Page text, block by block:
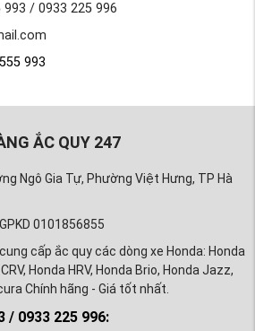
/ 0933 225 996
993
ẮC QUY 247
Ngô Gia Tự, Phường Việt Hưng, TP Hà
0101856855
cấp ắc quy các dòng xe Honda: Honda
Honda HRV, Honda Brio, Honda Jazz,
Chính hãng - Giá tốt nhất.
/ 0933 225 996: